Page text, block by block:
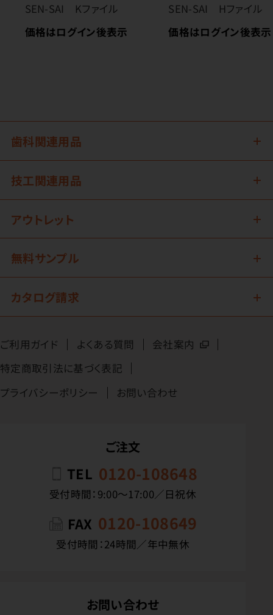
SEN-SAI Kファイル
価格はログイン後表示
SEN-SAI Hファイル
価格はログイン後表示
歯科関連用品
技工関連用品
アウトレット
無料サンプル
カタログ請求
ご利用ガイド よくある質問
会社案内
特定商取引法に基づく表記
プライバシーポリシー
お問い合わせ
ご注文
TEL 0120-108648
受付時間：9:00〜17:00／日祝休
FAX 0120-108649
受付時間：24時間／年中無休
お問い合わせ